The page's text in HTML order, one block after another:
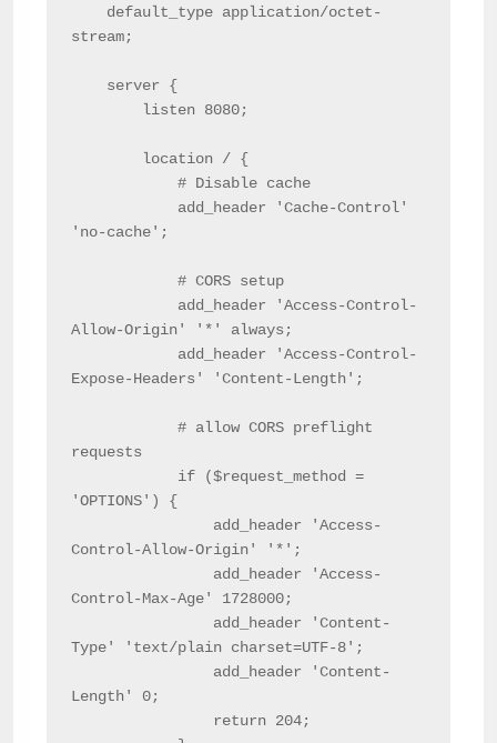
stream;
            # Disable cache
'no-cache';
            # CORS setup
Allow-Origin' '*' always;
Expose-Headers' 'Content-Length';
            # allow CORS preflight
requests
'OPTIONS') {
Control-Allow-Origin' '*';
Control-Max-Age' 1728000;
Type' 'text/plain charset=UTF-8';
Length' 0;